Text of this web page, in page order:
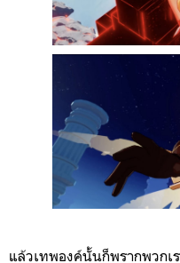
แล้วเทพองค์นั้นก็พรากพวกเ